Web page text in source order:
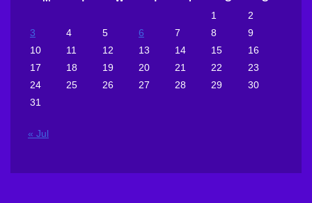
1
2
3
4 5 6 7 8
9
10
11 12 13 14 15
16
17
18 19 20 21 22
23
24
25 26 27 28 29
30
31
« Jul